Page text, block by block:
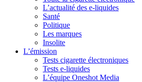
L’actualité des e-liquides
Santé
Politique
Les marques
Insolite
L’émission
Tests cigarette électroniques
Tests e-liquides
L’équipe Oneshot Media